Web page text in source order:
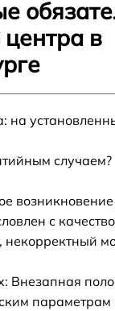
центра в
на
случаем?
с
Внезапная
параметрам